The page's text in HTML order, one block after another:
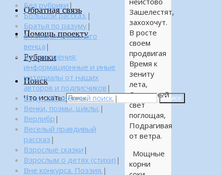
Обратная связь
Помощь проекту
Рубрики
Поиск
Что искать: Поиск
Зашелестят,
захохочут.
В росте
своем
продвигая
Время к
зениту
лета,
Солнечный
свет
поглощая,
Подрагивая
от ветра.
Мощные
корни
Без рубрики |
Большой рассказ. |
Братья по разуму|
В поисках алмазного
венца |
В поле зрения:
информационные и иные
материалы от наших
авторов и подписчиков |
Веду собственный поиск. |
Венки, поэмы, циклы. |
Верлибр |
Веселый правдивый
рассказ |
Взрослые сказки |
Взрослым о детях (стихи) |
Вне конкурса. Поэзия. |